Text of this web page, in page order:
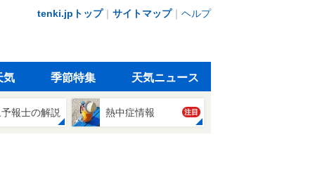
tenki.jpトップ｜ サイトマップ｜ ヘルプ
気 季節特集 天気ニュース
報士の解説 熱中症情報 注目